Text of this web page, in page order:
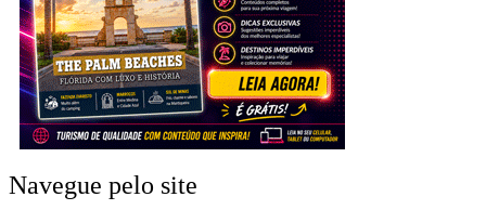
Navegue pelo site